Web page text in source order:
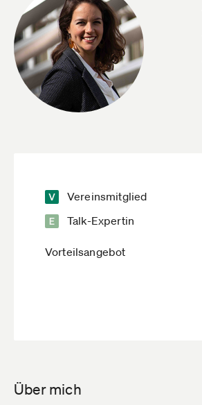
Vereinsmitglied
Talk-Expertin
Vorteilsangebot
Über mich